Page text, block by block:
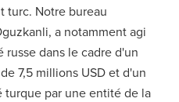
turc. Notre bureau
a notamment agi
dans le cadre d'un
7,5 millions USD et d'un
par une entité de la